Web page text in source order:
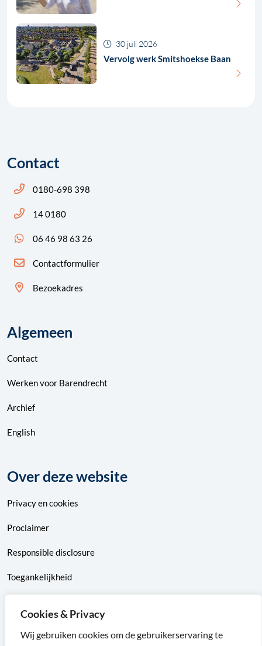
Cookies & Privacy
Wij gebruiken cookies om de gebruikerservaring te
Vervolg werk Smitshoekse Baan
30 juli 2026
Contact
Bel ons: 14 0180
0180-698 398
Bel ons: 14 0180
14 0180
App ons: 06 46 98 63 26 (WhatsApp)
06 46 98 63 26
Contactformulier
Bezoekadres
Algemeen
Contact
Werken voor Barendrecht
Archief
English
Over deze website
Privacyencookies
Proclaimer
Responsible disclosure
Toegankelijkheid